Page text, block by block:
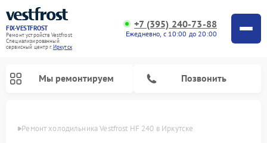
FIX-VESTFROST
Ремонт устройств Vestfrost
Специализированный
cервисный центр г.Иркутск
+7 (395) 240-73-88
Ежедневно, с 10:00 до 20:00
Мы ремонтируем Позвонить
Ремонт холодильника Vestfrost HF 240 в Иркутске